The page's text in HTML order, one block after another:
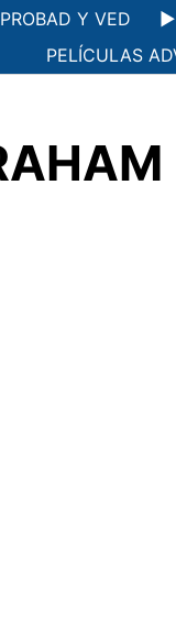
PROBAD Y VED ▶️
PELÍCULAS